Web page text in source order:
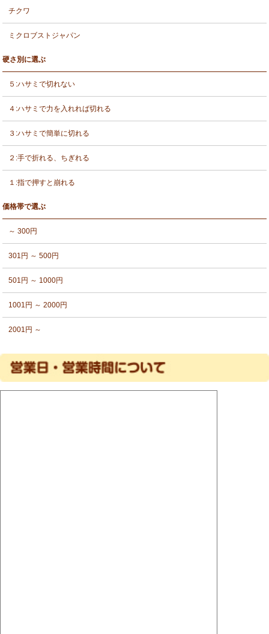
チクワ
ミクロブストジャパン
硬さ別に選ぶ
５:ハサミで切れない
４:ハサミで力を入れれば切れる
３:ハサミで簡単に切れる
２:手で折れる、ちぎれる
１:指で押すと崩れる
価格帯で選ぶ
～ 300円
301円 ～ 500円
501円 ～ 1000円
1001円 ～ 2000円
2001円 ～